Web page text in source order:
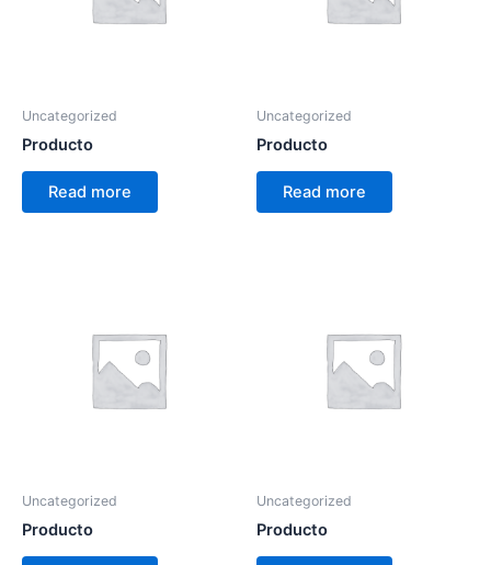
Uncategorized
Producto
Read more
Uncategorized
Producto
Read more
Uncategorized
Producto
Uncategorized
Producto